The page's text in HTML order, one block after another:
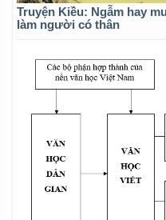
Truyện Kiều: Ngẫm hay
làm người có thân